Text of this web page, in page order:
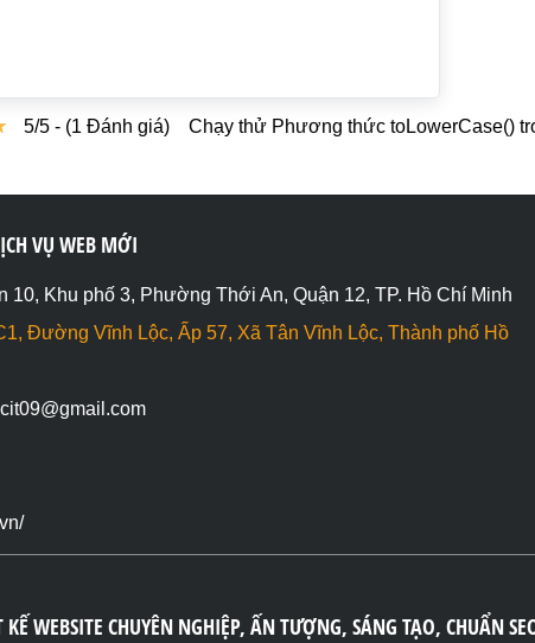
Chạy thử Phương thức toLowerCase()
5/5 - (1 Đánh giá)
VỤ WEB MỚI
Khu phố 3, Phường Thới An, Quận 12, TP. Hồ Chí Minh
Đường Vĩnh Lộc, Ấp 57, Xã Tân Vĩnh Lộc, Thành phố Hồ
KẾ WEBSITE CHUYÊN NGHIỆP, ẤN TƯỢNG, SÁNG TẠO, CHUẨN